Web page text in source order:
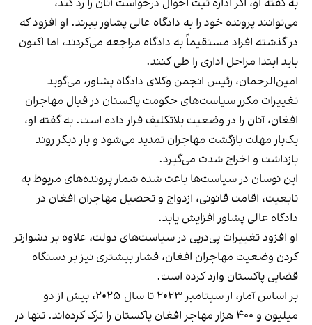
به گفته او، اگر اداره ثبت احوال درخواست آنان را رد کند،
می‌توانند پرونده خود را به دادگاه عالی پشاور ببرند. او افزود که
در گذشته افراد مستقیماً به دادگاه مراجعه می‌کردند، اما اکنون
باید ابتدا مراحل اداری را طی کنند.
امین‌الرحمان، رئیس انجمن وکلای دادگاه پشاور، می‌گوید
تغییرات مکرر سیاست‌های حکومت پاکستان در قبال مهاجران
افغان، آنان را در وضعیت بلاتکلیف قرار داده است. به گفته او،
یک‌بار مهلت بازگشت مهاجران تمدید می‌شود و بار دیگر روند
بازداشت و اخراج شدت می‌گیرد.
این نوسان در سیاست‌ها باعث شده شمار پرونده‌های مربوط به
تابعیت، اقامت قانونی، ازدواج و تحصیل مهاجران افغان در
دادگاه عالی پشاور افزایش یابد.
او افزود تغییرات پی‌درپی در سیاست‌های دولت، علاوه بر دشوارتر
کردن وضعیت مهاجران افغان، فشار بیشتری نیز بر دستگاه
قضایی پاکستان وارد کرده است.
بر اساس آمار، از سپتامبر ۲۰۲۳ تا سال ۲۰۲۵، بیش از دو
میلیون و ۴۰۰ هزار مهاجر افغان پاکستان را ترک کرده‌اند. تنها در